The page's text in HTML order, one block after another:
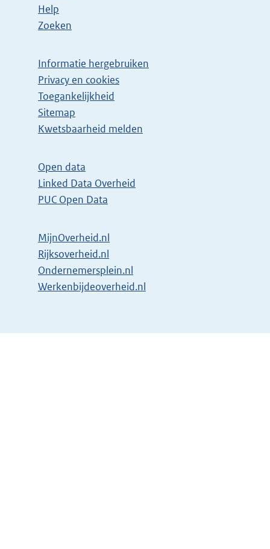
Help
Zoeken
Informatie hergebruiken
Privacy en cookies
Toegankelijkheid
Sitemap
Kwetsbaarheid melden
Open data
Linked Data Overheid
PUC Open Data
MijnOverheid.nl
Rijksoverheid.nl
Ondernemersplein.nl
Werkenbijdeoverheid.nl